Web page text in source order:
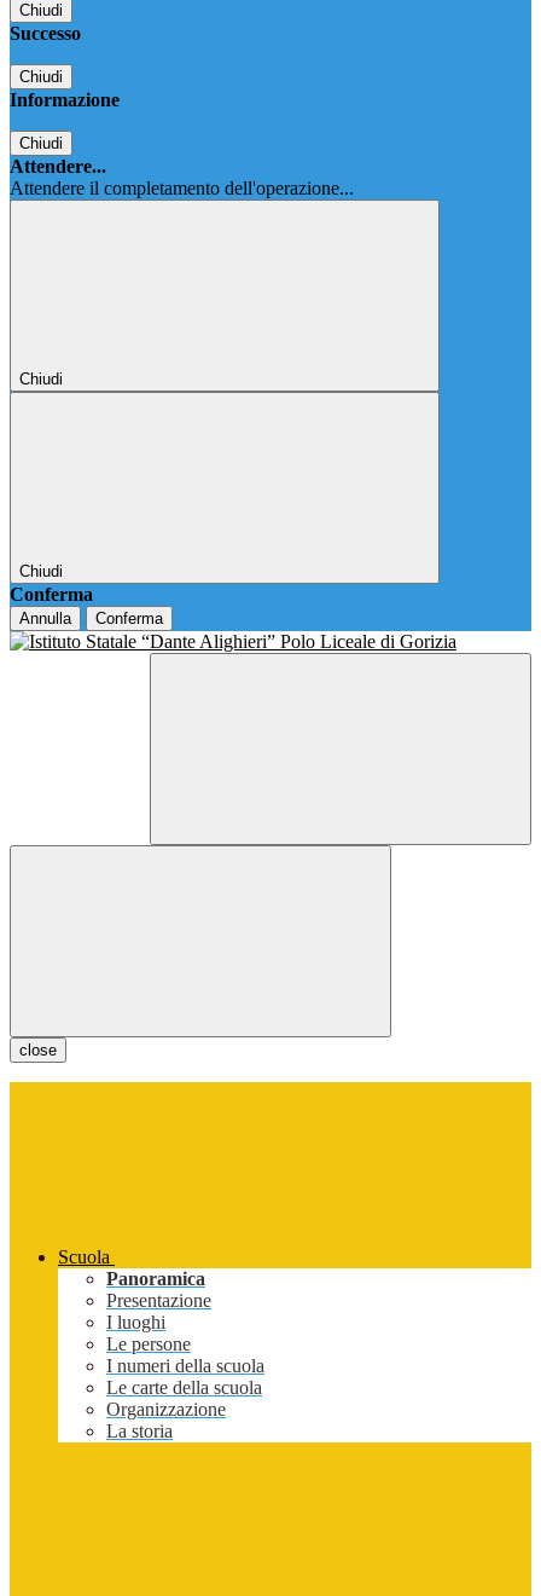
Chiudi
Successo
Chiudi
Informazione
Chiudi
Attendere...
Attendere il completamento dell'operazione...
Chiudi
Chiudi
Conferma
Annulla Conferma
close
Scuola
Panoramica
Presentazione
I luoghi
Le persone
I numeri della scuola
Le carte della scuola
Organizzazione
La storia